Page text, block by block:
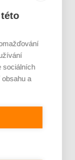
sociálních
a